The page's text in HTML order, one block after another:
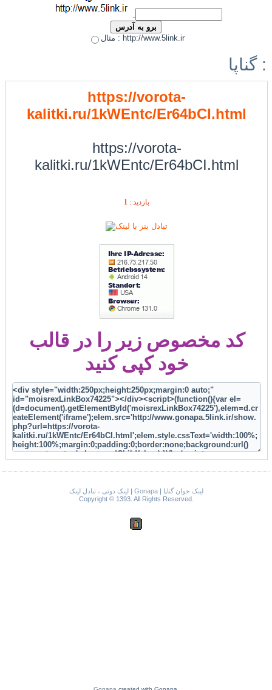
مثال : http://www.5link.ir
گناپا :
https://vorota-
kalitki.ru/1kWEntc/Er64bCI.html
https://vorota-
kalitki.ru/1kWEntc/Er64bCI.html
بازديد : 1
کد مخصوص زیر را در قالب
خود کپی کنید
لینک دونی ، تبادل لینک| Gonapa|
لینک خوان گناپا
Copyright © 1393. All Rights Reserved.